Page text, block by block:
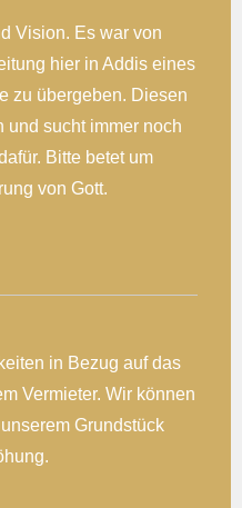
Vision. Es war von
hier in Addis eines
zu übergeben. Diesen
und sucht immer noch
Bitte betet um
von Gott.
in Bezug auf das
Vermieter. Wir können
Grundstück